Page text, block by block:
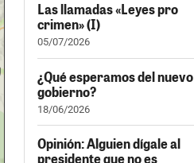
Las llamadas «Leyes pro
crimen» (I)
05/07/2026
¿Qué esperamos del nuevo
gobierno?
18/06/2026
Opinión: Alguien dígale al
presidente que no es